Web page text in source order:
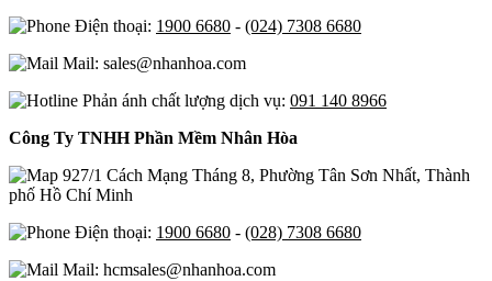
Điện thoại: 1900 6680 - (024) 7308 6680
Mail: sales@nhanhoa.com
Phản ánh chất lượng dịch vụ: 091 140 8966
Công Ty TNHH Phần Mềm Nhân Hòa
927/1 Cách Mạng Tháng 8, Phường Tân Sơn Nhất, Thành
phố Hồ Chí Minh
Điện thoại: 1900 6680 - (028) 7308 6680
Mail: hcmsales@nhanhoa.com